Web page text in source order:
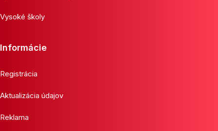
Vysoké školy
Informácie
Registrácia
Aktualizácia údajov
Reklama